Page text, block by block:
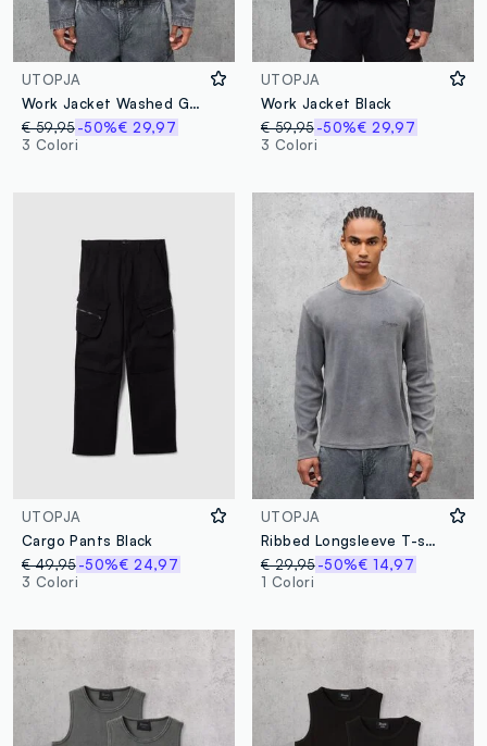
UTOPJA
Work Jacket Washed Grey
€ 59,95-50%€ 29,97
3 Colori
UTOPJA
Work Jacket Black
€ 59,95 -50%€ 29,97
3 Colori
UTOPJA
Cargo Pants Black
€ 49,95-50%€ 24,97
3 Colori
UTOPJA
Ribbed Longsleeve T-shirt Washed Grey
€ 29,95 -50%€ 14,97
1 Colori